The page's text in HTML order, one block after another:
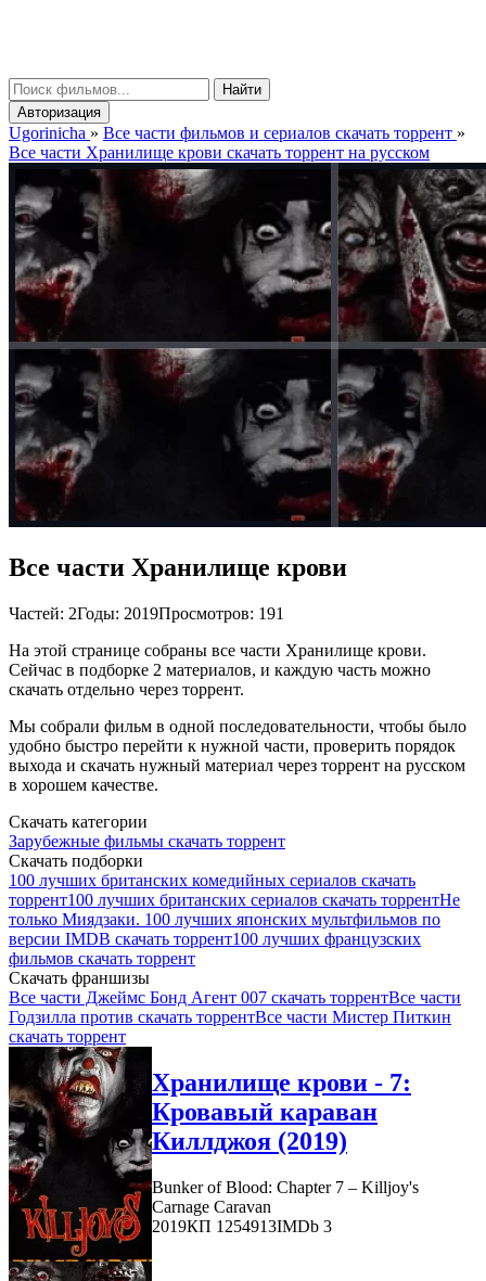
Найти
Авторизация
Ugorinicha » Все части фильмов и сериалов скачать торрент »
Все части Хранилище крови скачать торрент на русском
Все части Хранилище крови
Частей: 2Годы: 2019Просмотров: 191
На этой странице собраны все части Хранилище крови.
Сейчас в подборке 2 материалов, и каждую часть можно
скачать отдельно через торрент.
Мы собрали фильм в одной последовательности, чтобы было
удобно быстро перейти к нужной части, проверить порядок
выхода и скачать нужный материал через торрент на русском
в хорошем качестве.
Скачать категории
Зарубежные фильмы скачать торрент
Скачать подборки
100 лучших британских комедийных сериалов скачать
торрент100 лучших британских сериалов скачать торрентНе
только Миядзаки. 100 лучших японских мультфильмов по
версии IMDB скачать торрент100 лучших французских
фильмов скачать торрент
Скачать франшизы
Все части Джеймс Бонд Агент 007 скачать торрентВсе части
Годзилла против скачать торрентВсе части Мистер Питкин
скачать торрент
Хранилище крови - 7:
Кровавый караван
Киллджоя (2019)
Bunker of Blood: Chapter 7 – Killjoy's
Carnage Caravan
2019КП 1254913IMDb 3